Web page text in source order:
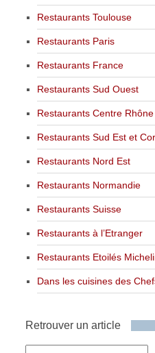
Restaurants Toulouse
Restaurants Paris
Restaurants France
Restaurants Sud Ouest
Restaurants Centre Rhône
Restaurants Sud Est et
Restaurants Nord Est
Restaurants Normandie
Restaurants Suisse
Restaurants à l’Etranger
Restaurants Etoilés
Dans les cuisines des
Retrouver un article